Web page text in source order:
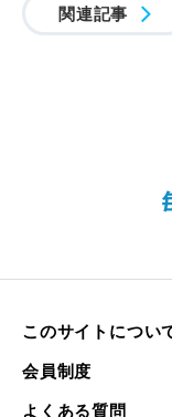
関連記事
このサイトについ
会員制度
よくある質問